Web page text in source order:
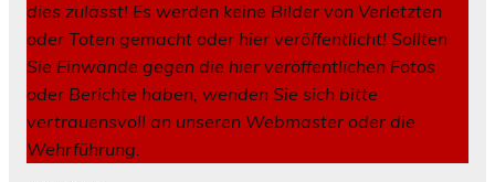
dies zulässt! Es werden keine Bilder von Verletzten
oder Toten gemacht oder hier veröffentlicht! Sollten
Sie Einwände gegen die hier veröffentlichen Fotos
oder Berichte haben, wenden Sie sich bitte
vertrauensvoll an unseren Webmaster oder die
Wehrführung.